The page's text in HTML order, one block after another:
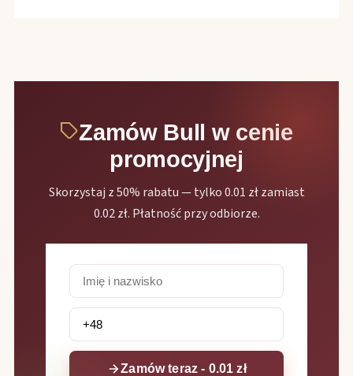
Zamów Bull w cenie
promocyjnej
Skorzystaj z 50% rabatu — tylko 0.01 zł zamiast
0.02 zł. Płatność przy odbiorze.
Zamów teraz - 0.01 zł